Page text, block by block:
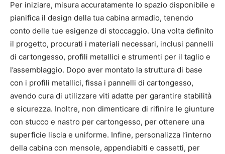
Per iniziare, misura accuratamente lo spazio disponibile e
pianifica il design della tua cabina armadio, tenendo
conto delle tue esigenze di stoccaggio. Una volta definito
il progetto, procurati i materiali necessari, inclusi pannelli
di cartongesso, profili metallici e strumenti per il taglio e
l’assemblaggio. Dopo aver montato la struttura di base
con i profili metallici, fissa i pannelli di cartongesso,
avendo cura di utilizzare viti adatte per garantire stabilità
e sicurezza. Inoltre, non dimenticare di rifinire le giunture
con stucco e nastro per cartongesso, per ottenere una
superficie liscia e uniforme. Infine, personalizza l’interno
della cabina con mensole, appendiabiti e cassetti, per